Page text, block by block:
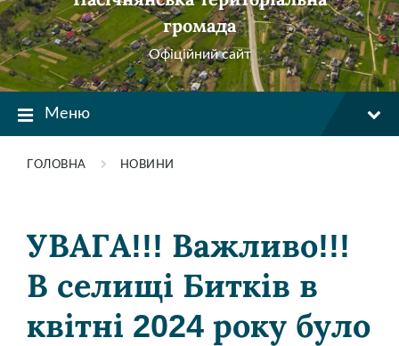
громада
Офіційний сайт
Меню
ГОЛОВНА НОВИНИ
УВАГА!!! Важливо!!!
В селищі Битків в
квітні 2024 року було